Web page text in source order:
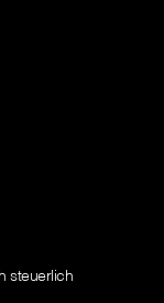
steuerlich